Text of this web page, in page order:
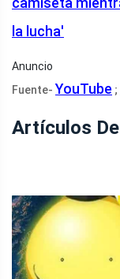
la lucha'
Anuncio
Fuente- YouTube ;
Artículos